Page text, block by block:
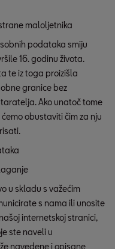
maloljetnika
podataka smiju
16. godinu života.
te iz toga proizišla
granice bez
Ako unatoč tome
obustaviti čim za nju
u skladu s važećim
s nama ili unosite
internetskoj stranici,
ste naveli u
navedene i opisane